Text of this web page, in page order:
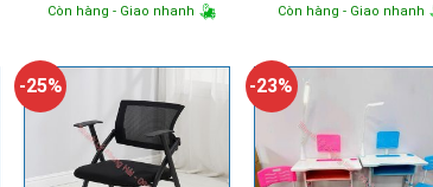
gốc
là:
hiện
tại
Còn hàng - Giao nhanh
gốc
là:
tại
Còn hàng - Giao nhanh
-25% -23%